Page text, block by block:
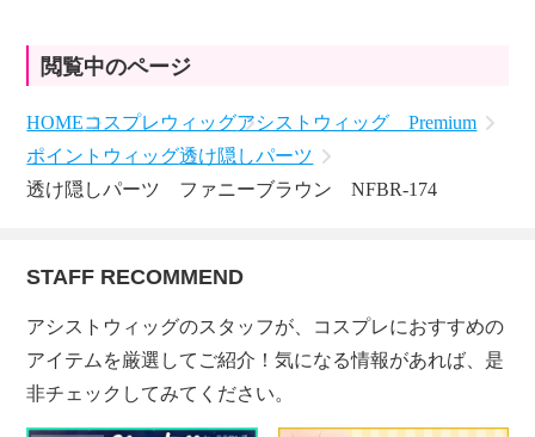
閲覧中のページ
HOMEコスプレウィッグアシストウィッグ Premium
ポイントウィッグ透け隠しパーツ
透け隠しパーツ ファニーブラウン NFBR-174
STAFF RECOMMEND
アシストウィッグのスタッフが、コスプレにおすすめの
アイテムを厳選してご紹介！気になる情報があれば、是
非チェックしてみてください。